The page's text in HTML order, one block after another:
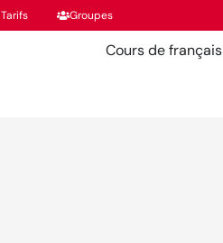
Tarifs Groupes
Cours de français